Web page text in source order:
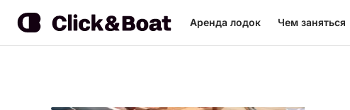
Аренда лодок Чем заняться